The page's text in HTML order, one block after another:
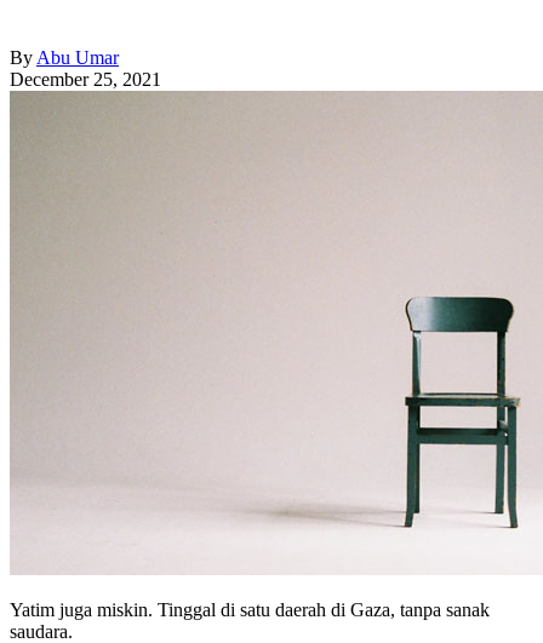
By Abu Umar
December 25, 2021
Yatim juga miskin. Tinggal di satu daerah di Gaza, tanpa sanak
saudara.